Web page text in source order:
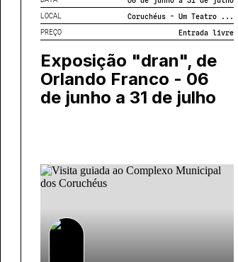
LOCAL
Coruchéus - Um Teatro ...
PREÇO
Entrada livre
Exposição "dran", de
Orlando Franco - 06
de junho a 31 de julho